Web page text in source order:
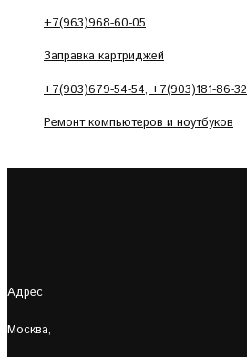
+7(963)968-60-05
Заправка картриджей
+7(903)679-54-54, +7(903)181-86-32
Ремонт компьютеров и ноутбуков
Адрес
Москва,